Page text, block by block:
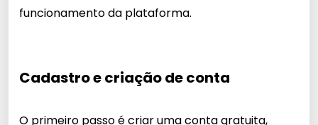
funcionamento da plataforma.
Cadastro e criação de conta
O primeiro passo é criar uma conta gratuita,